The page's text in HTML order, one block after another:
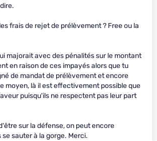
frais de rejet de prélèvement ? Free ou la
majorait avec des pénalités sur le montant
en raison de ces impayés alors que tu
de mandat de prélèvement et encore
moyen, là il est effectivement possible que
puisqu'ils ne respectent pas leur part
sur la défense, on peut encore
sauter à la gorge. Merci.